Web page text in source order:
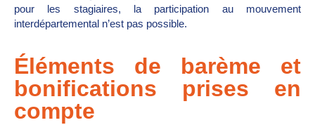
pour les stagiaires, la participation au mouvement
interdépartemental n’est pas possible.
Éléments de barème et
bonifications prises en
compte